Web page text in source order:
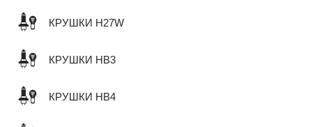
КРУШКИ H27W
КРУШКИ HB3
КРУШКИ HB4